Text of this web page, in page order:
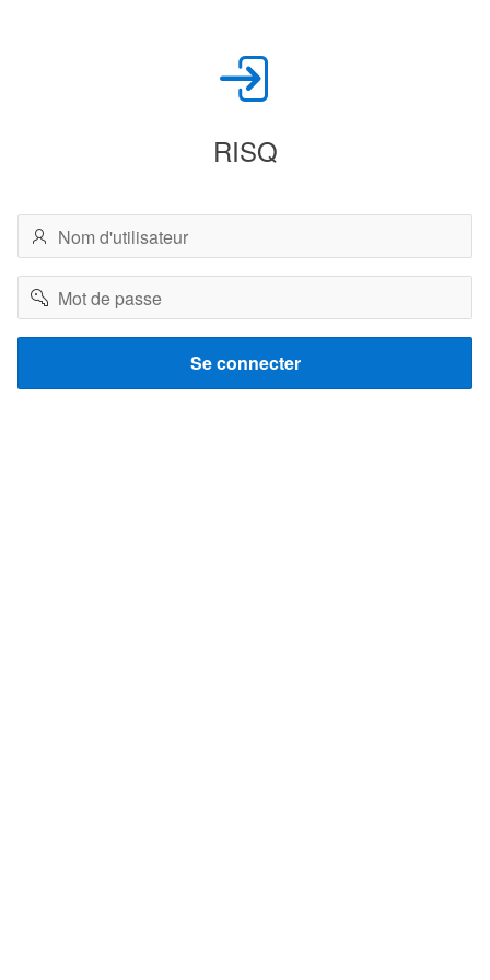
RISQ
Nom
d'utilisateur
Mot
passe
Se connecter